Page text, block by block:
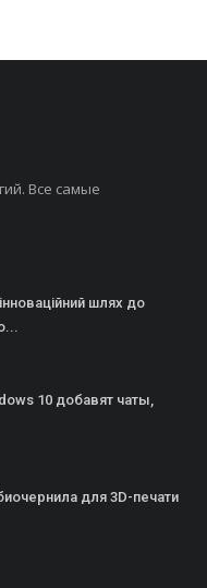
Все самые
шлях до
10 добавят чаты,
для 3D-печати